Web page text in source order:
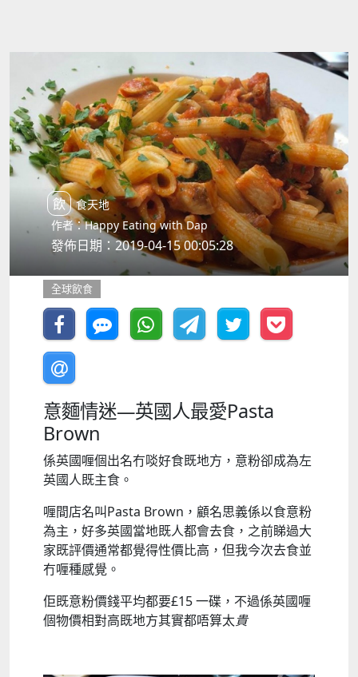
飲食天地
作者：Happy Eating with Dap
發佈日期：2019-04-15 00:05:28
全球飲食
意麵情迷—英國人最愛Pasta
Brown
係英國喱個出名冇啖好食既地方，意粉卻成為左
英國人既主食。
喱間店名叫Pasta Brown，顧名思義係以食意粉
為主，好多英國當地既人都會去食，之前睇過大
家既評價通常都覺得性價比高，但我今次去食並
冇喱種感覺。
佢既意粉價錢平均都要£15 一碟，不過係英國喱
個物價相對高既地方其實都唔算太貴